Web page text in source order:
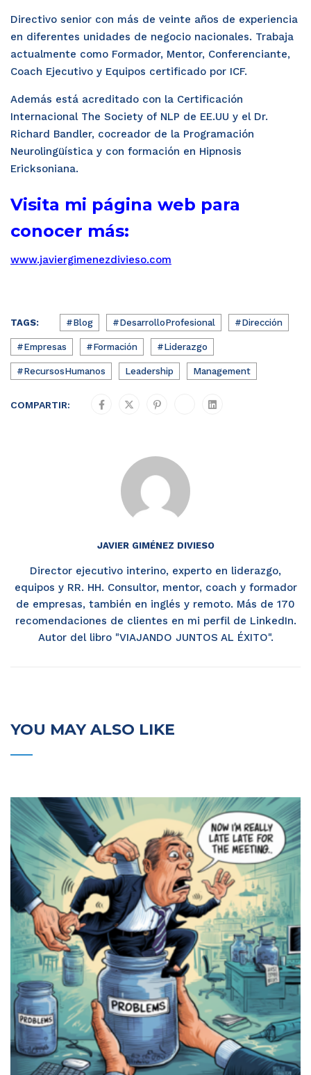
Directivo senior con más de veinte años de experiencia
en diferentes unidades de negocio nacionales. Trabaja
actualmente como Formador, Mentor, Conferenciante,
Coach Ejecutivo y Equipos certificado por ICF.
Además está acreditado con la Certificación
Internacional The Society of NLP de EE.UU y el Dr.
Richard Bandler, cocreador de la Programación
Neurolingüística y con formación en Hipnosis
Ericksoniana.
Visita mi página web para
conocer más:
www.javiergimenezdivieso.com
TAGS: #Blog #DesarrolloProfesional #Dirección
#Empresas #Formación #Liderazgo
#RecursosHumanos Leadership Management
COMPARTIR:
JAVIER GIMÉNEZ DIVIESO
Director ejecutivo interino, experto en liderazgo,
equipos y RR. HH. Consultor, mentor, coach y formador
de empresas, también en inglés y remoto. Más de 170
recomendaciones de clientes en mi perfil de LinkedIn.
Autor del libro "VIAJANDO JUNTOS AL ÉXITO".
YOU MAY ALSO LIKE